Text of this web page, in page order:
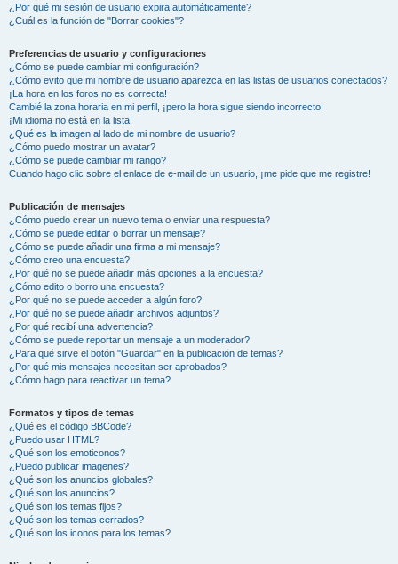
¿Por qué mi sesión de usuario expira automáticamente?
¿Cuál es la función de "Borrar cookies"?
Preferencias de usuario y configuraciones
¿Cómo se puede cambiar mi configuración?
¿Cómo evito que mi nombre de usuario aparezca en las listas de usuarios conectados?
¡La hora en los foros no es correcta!
Cambié la zona horaria en mi perfil, ¡pero la hora sigue siendo incorrecto!
¡Mi idioma no está en la lista!
¿Qué es la imagen al lado de mi nombre de usuario?
¿Cómo puedo mostrar un avatar?
¿Cómo se puede cambiar mi rango?
Cuando hago clic sobre el enlace de e-mail de un usuario, ¡me pide que me registre!
Publicación de mensajes
¿Cómo puedo crear un nuevo tema o enviar una respuesta?
¿Cómo se puede editar o borrar un mensaje?
¿Cómo se puede añadir una firma a mi mensaje?
¿Cómo creo una encuesta?
¿Por qué no se puede añadir más opciones a la encuesta?
¿Cómo edito o borro una encuesta?
¿Por qué no se puede acceder a algún foro?
¿Por qué no se puede añadir archivos adjuntos?
¿Por qué recibí una advertencia?
¿Cómo se puede reportar un mensaje a un moderador?
¿Para qué sirve el botón "Guardar" en la publicación de temas?
¿Por qué mis mensajes necesitan ser aprobados?
¿Cómo hago para reactivar un tema?
Formatos y tipos de temas
¿Qué es el código BBCode?
¿Puedo usar HTML?
¿Qué son los emoticonos?
¿Puedo publicar imagenes?
¿Qué son los anuncios globales?
¿Qué son los anuncios?
¿Qué son los temas fijos?
¿Qué son los temas cerrados?
¿Qué son los iconos para los temas?